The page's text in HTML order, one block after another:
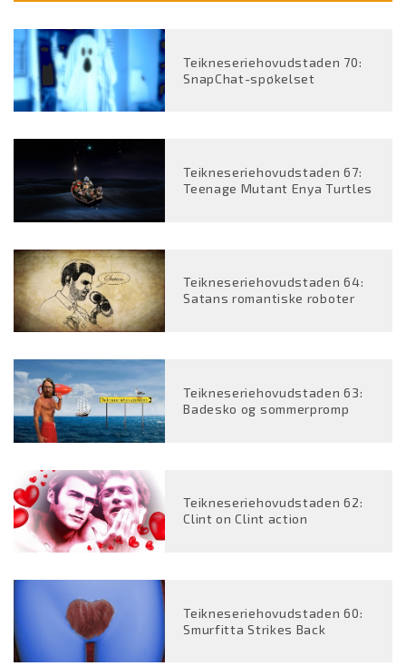
Teikneseriehovudstaden 70:
SnapChat-spøkelset
Teikneseriehovudstaden 67:
Teenage Mutant Enya Turtles
Teikneseriehovudstaden 64:
Satans romantiske roboter
Teikneseriehovudstaden 63:
Badesko og sommerpromp
Teikneseriehovudstaden 62:
Clint on Clint action
Teikneseriehovudstaden 60:
Smurfitta Strikes Back